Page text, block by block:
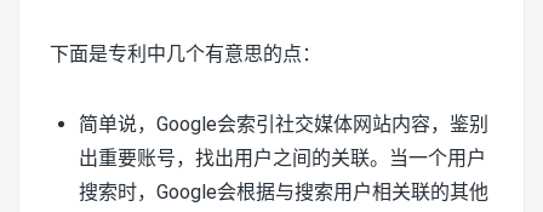
下面是专利中几个有意思的点：
简单说，Google会索引社交媒体网站内容，鉴别
出重要账号，找出用户之间的关联。当一个用户
搜索时，Google会根据与搜索用户相关联的其他